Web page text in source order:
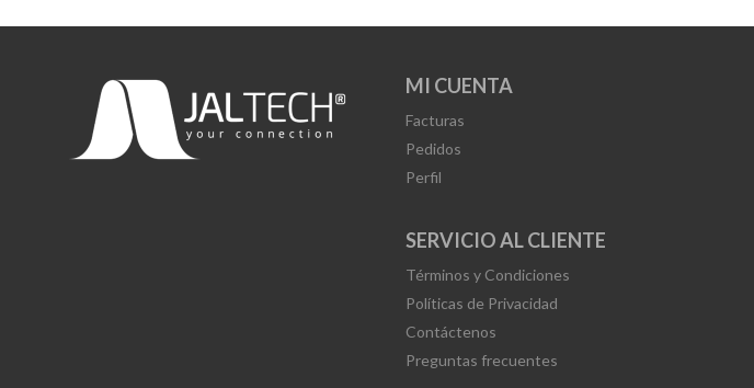
MI CUENTA
Facturas
Pedidos
Perfil
SERVICIO AL CLIENTE
Términos y Condiciones
Políticas de Privacidad
Contáctenos
Preguntas frecuentes